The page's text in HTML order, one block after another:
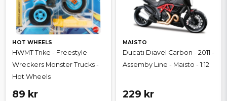
HOT WHEELS
HWMT Trike - Freestyle
Wreckers Monster Trucks -
Hot Wheels
89 kr
MAISTO
Ducati Diavel Carbon - 2011 -
Assemby Line - Maisto - 1:12
229 kr